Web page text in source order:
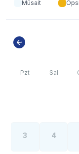
Doğa
Müsait
Pzt Sal
3 4